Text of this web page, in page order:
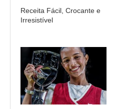
Receita Fácil, Crocante e
Irresistível